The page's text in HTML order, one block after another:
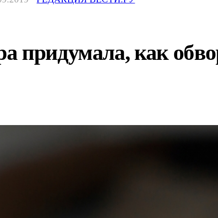
придумала, как